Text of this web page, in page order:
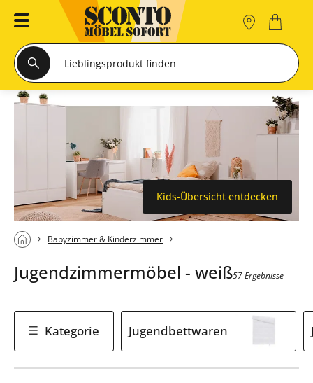
Kids-Übersicht entdecken
Babyzimmer & Kinderzimmer
Jugendzimmermöbel - weiß57 Ergebnisse
Kategorie Jugendbettwaren